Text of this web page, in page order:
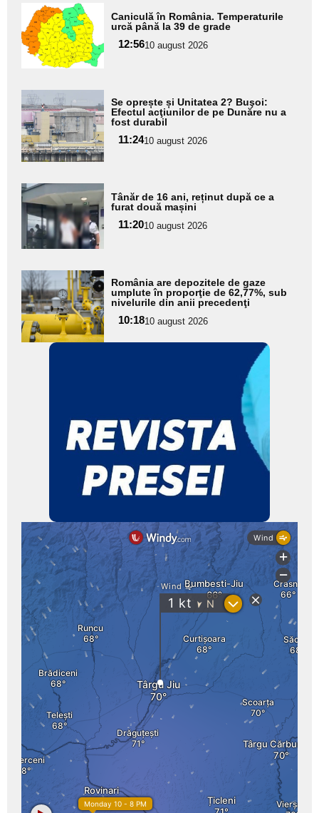
Adaugă
aici textul
pentru
subtitlu
Caniculă în România. Temperaturile
urcă până la 39 de grade
12:5610 august 2026
Adaugă
aici textul
pentru
subtitlu
Se oprește și Unitatea 2? Buşoi:
Efectul acţiunilor de pe Dunăre nu a
fost durabil
11:2410 august 2026
Adaugă
aici textul
pentru
subtitlu
Tânăr de 16 ani, reținut după ce a
furat două mașini
11:2010 august 2026
Adaugă
aici textul
pentru
subtitlu
România are depozitele de gaze
umplute în proporţie de 62,77%, sub
nivelurile din anii precedenţi
10:1810 august 2026